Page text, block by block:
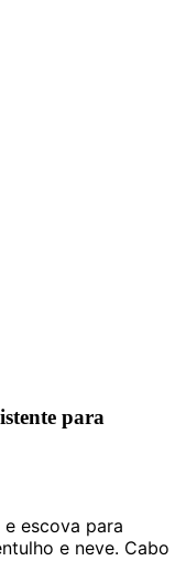
para
escova para
e neve. Cabo